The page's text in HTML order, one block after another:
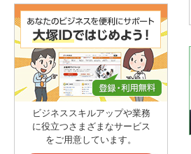
ビジネススキルアップや業務
に役立つさまざまなサービス
をご用意しています。